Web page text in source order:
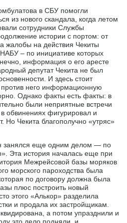
в СБУ помогли
из нового скандала, когда летом
сотрудники Службы
истории с портом: от
жалобы на действия Чекиты
– по инициативе которых
информация о его аресте
депутат Чекита не был
И здесь стоит
против него информационную
Однако факты есть факты: в
были неприятные встречи
обвинениях фигурировал и
Но Чекита благополучно «утряс»
занялся еще одним делом — по
Эта история началась еще при
Межрейсовой базы моряков
морского пароходства была
по договору должна была
плюс построить новый
этого «Алькор» разделила
и продала их застройщикам.
а потом упразднили и